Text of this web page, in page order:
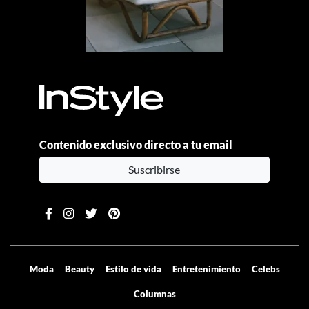
Contenido exclusivo directo a tu email
Suscribirse
Moda Beauty Estilo de vida Entretenimiento Celebs
Columnas